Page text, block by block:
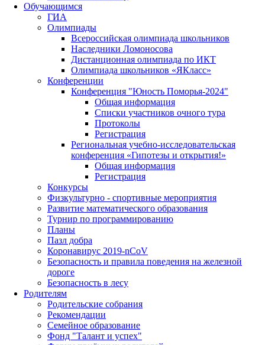
Обучающимся
ГИА
Олимпиады
Всероссийская олимпиада школьников
Наследники Ломоносова
Дистанционная олимпиада по ИКТ
Олимпиада школьников «ЯКласс»
Конференции
Конференция "Юность Поморья-2024"
Общая информация
Списки участников очного тура
Протоколы
Регистрация
Региональная учебно-исследовательская
конференция «Гипотезы и открытия!»
Общая информация
Регистрация
Конкурсы
Физкультурно - спортивные мероприятия
Развитие математического образования
Турнир по программированию
Планы
Пазл добра
Коронавирус 2019-nCoV
Безопасность и правила поведения на железной
дороге
Безопасность в лесу
Родителям
Родительские собрания
Рекомендации
Семейное образование
Фонд "Талант и успех"